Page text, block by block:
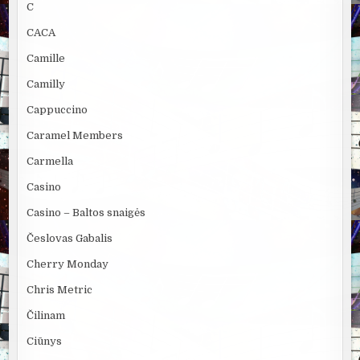
C
CACA
Camille
Camilly
Cappuccino
Caramel Members
Carmella
Casino
Casino – Baltos snaigės
Česlovas Gabalis
Cherry Monday
Chris Metric
Čilinam
Ciūnys